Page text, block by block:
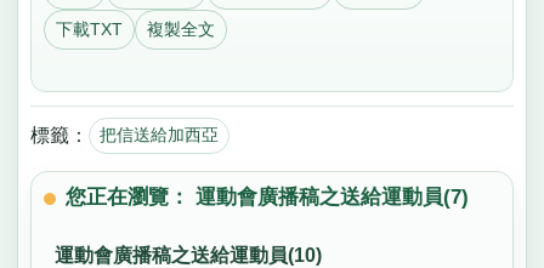
下載TXT 複製全文
標籤： 把信送給加西亞
您正在瀏覽： 運動會廣播稿之送給運動員(7)
運動會廣播稿之送給運動員(10)